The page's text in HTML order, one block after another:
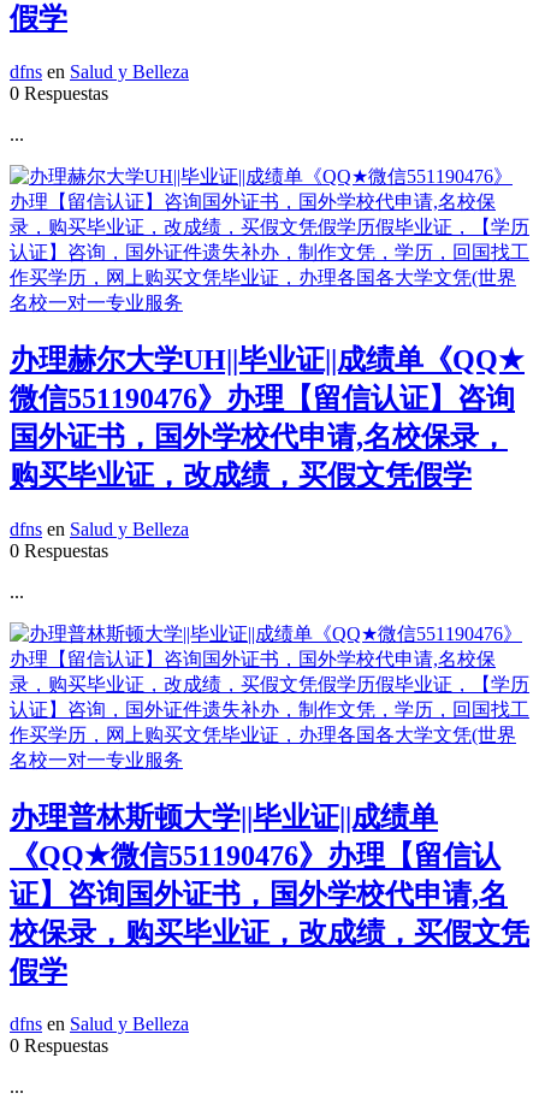
假学
dfns en Salud y Belleza
0 Respuestas
...
办理赫尔大学UH||毕业证||成绩单《QQ★
微信551190476》办理【留信认证】咨询
国外证书，国外学校代申请,名校保录，
购买毕业证，改成绩，买假文凭假学
dfns en Salud y Belleza
0 Respuestas
...
办理普林斯顿大学||毕业证||成绩单
《QQ★微信551190476》办理【留信认
证】咨询国外证书，国外学校代申请,名
校保录，购买毕业证，改成绩，买假文凭
假学
dfns en Salud y Belleza
0 Respuestas
...